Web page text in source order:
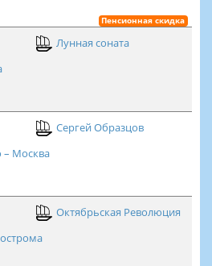
Пенсионная скидка
Лунная соната
Сергей Образцов
– Москва
Октябрьская Революция